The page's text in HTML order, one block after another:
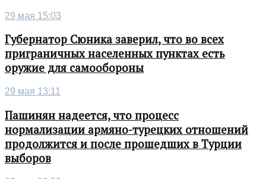
29 мая 15:03
Губернатор Сюника заверил, что во всех
приграничных населенных пунктах есть
оружие для самообороны
29 мая 13:11
Пашинян надеется, что процесс
нормализации армяно-турецких отношений
продолжится и после прошедших в Турции
выборов